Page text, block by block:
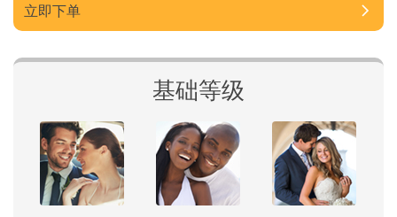
立即下单
基础等级